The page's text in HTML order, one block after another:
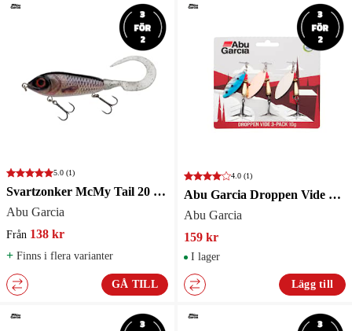
5.0 (1)
Svartzonker McMy Tail 20 cm Blue Sunrise
Abu Garcia
Från 138 kr
+ Finns i flera varianter
GÅ TILL
4.0 (1)
Abu Garcia Droppen Vide 7g 3-Pack
Abu Garcia
159 kr
I lager
Lägg till